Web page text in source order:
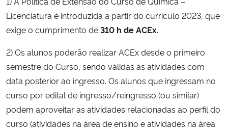
Ministério da Ciência, Tecnologia, Inovações e Comunicações
Ministério do Meio Ambiente
Ministério do Turismo
Ministério do Desenvolvimento Regional
Licenciatura é introduzida a partir do currículo 2023, que
exige o cumprimento de310 h de ACEx.
2) Os alunos poderão realizar ACEx desde o primeiro
semestre do Curso, sendo válidas as atividades com
data posterior ao ingresso. Os alunos que ingressam no
curso por edital de ingresso/reingresso (ou similar)
podem aproveitar as atividades relacionadas ao perfil do
curso (atividades na área de ensino e atividades na área